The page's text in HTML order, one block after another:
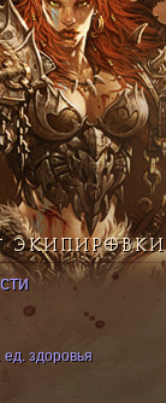
ЭКИПИРОВКИ
здоровья